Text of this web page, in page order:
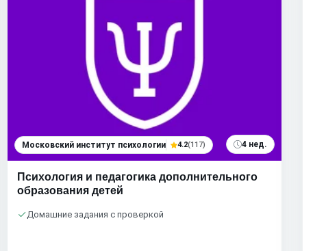
Московский институт психологии 4.2(117) 4 нед.
Психология и педагогика дополнительного
образования детей
Домашние задания с проверкой